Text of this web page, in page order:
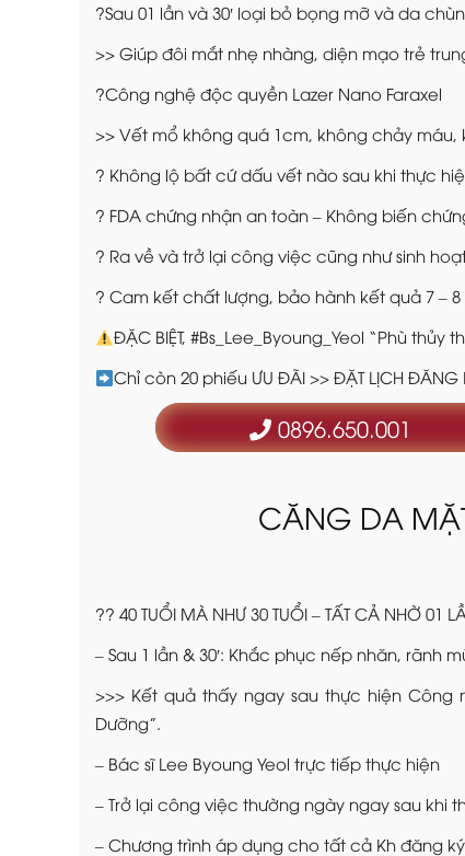
?Sau 01 lần và 30′ loại bỏ bọng mỡ và da
>> Giúp đôi mắt nhẹ nhàng, diện mạo trẻ
?Công nghệ độc quyền Lazer Nano Faraxel
>> Vết mổ không quá 1cm, không chảy
? Không lộ bất cứ dấu vết nào sau khi thực
? FDA chứng nhận an toàn – Không biến
? Ra về và trở lại công việc cũng như sinh
? Cam kết chất lượng, bảo hành kết quả 7 – 8
ĐẶC BIỆT, #Bs_Lee_Byoung_Yeol “Phù
Chỉ còn 20 phiếu ƯU ĐÃI >> ĐẶT LỊCH ĐĂNG
0896.650.001
CĂNG DA
?? 40 TUỔI MÀ NHƯ 30 TUỔI – TẤT CẢ NHỜ 01
– Sau 1 lần & 30′: Khắc phục nếp nhăn, rãnh
>>> Kết quả thấy ngay sau thực hiện
Dưỡng”.
– Bác sĩ Lee Byoung Yeol trực tiếp thực hiện
– Trở lại công việc thường ngày ngay sau khi
– Chương trình áp dụng cho tất cả Kh đăng